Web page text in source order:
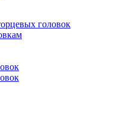
головок